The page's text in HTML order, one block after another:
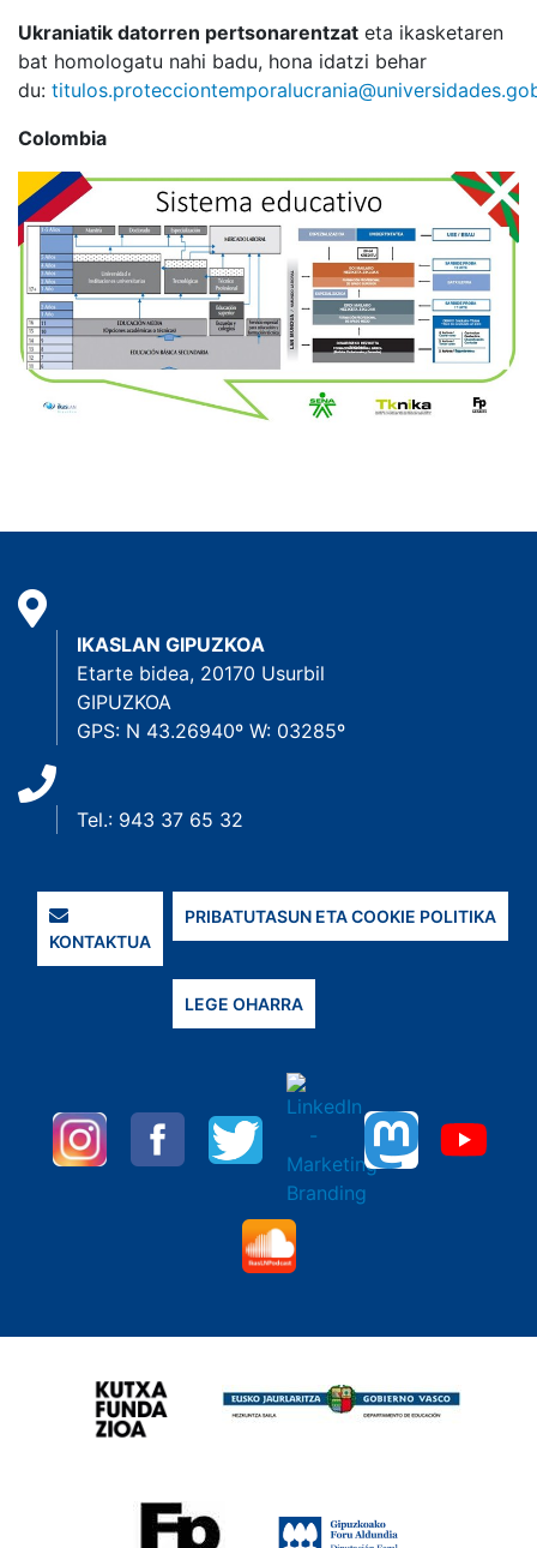
Ukraniatik datorren pertsonarentzat eta ikasketaren
bat homologatu nahi badu, hona idatzi behar
du:
Colombia
IKASLAN GIPUZKOA
Etarte bidea, 20170 Usurbil
GIPUZKOA
GPS: N 43.26940º W: 03285º
Tel.: 943 37 65 32
KONTAKTUA
PRIBATUTASUN ETA COOKIE POLITIKA
LEGE OHARRA